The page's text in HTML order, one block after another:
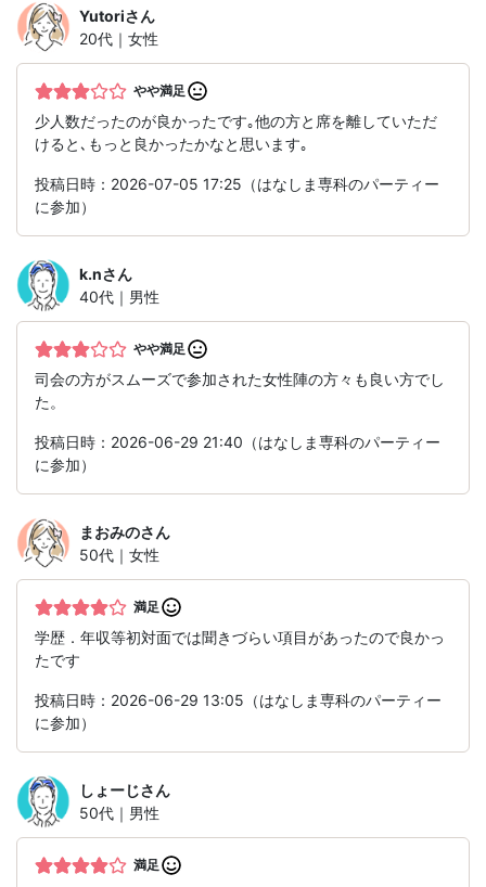
Yutoriさん
20代｜女性
やや満足
少人数だったのが良かったです｡他の方と席を離していただ
けると､もっと良かったかなと思います｡
投稿日時：2026-07-05 17:25（はなしま専科のパーティー
に参加）
k.nさん
40代｜男性
やや満足
司会の方がスムーズで参加された女性陣の方々も良い方でし
た。
投稿日時：2026-06-29 21:40（はなしま専科のパーティー
に参加）
まおみのさん
50代｜女性
満足
学歴．年収等初対面では聞きづらい項目があったので良かっ
たです
投稿日時：2026-06-29 13:05（はなしま専科のパーティー
に参加）
しょーじさん
50代｜男性
満足